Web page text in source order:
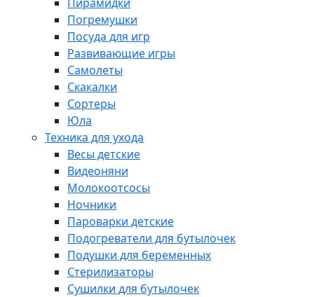
Погремушки
Посуда для игр
Развивающие игры
Самолеты
Скакалки
Сортеры
Юла
Техника для ухода
Весы детские
Видеоняни
Молокоотсосы
Ночники
Пароварки детские
Подогреватели для бутылочек
Подушки для беременных
Стерилизаторы
Сушилки для бутылочек